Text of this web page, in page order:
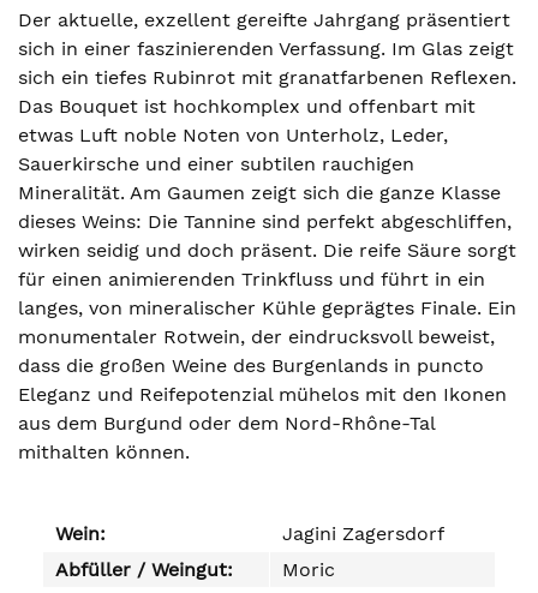
Der aktuelle, exzellent gereifte Jahrgang präsentiert
sich in einer faszinierenden Verfassung. Im Glas zeigt
sich ein tiefes Rubinrot mit granatfarbenen Reflexen.
Das Bouquet ist hochkomplex und offenbart mit
etwas Luft noble Noten von Unterholz, Leder,
Sauerkirsche und einer subtilen rauchigen
Mineralität. Am Gaumen zeigt sich die ganze Klasse
dieses Weins: Die Tannine sind perfekt abgeschliffen,
wirken seidig und doch präsent. Die reife Säure sorgt
für einen animierenden Trinkfluss und führt in ein
langes, von mineralischer Kühle geprägtes Finale. Ein
monumentaler Rotwein, der eindrucksvoll beweist,
dass die großen Weine des Burgenlands in puncto
Eleganz und Reifepotenzial mühelos mit den Ikonen
aus dem Burgund oder dem Nord-Rhône-Tal
mithalten können.
Wein:
Jagini Zagersdorf
Abfüller / Weingut:
Moric